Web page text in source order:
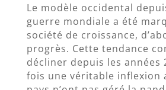
Le modèle occidental
guerre mondiale a été
société de croissance,
progrès. Cette tendance
décliner depuis les années
fois une véritable inflexion